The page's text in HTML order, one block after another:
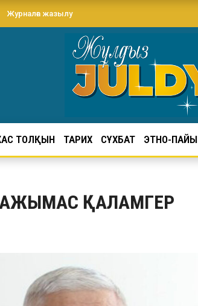
Журналға жазылу
ТОЛҚЫН ТАРИХ СҰХБАТ ЭТНО-
ҚАЖЫМАС ҚАЛАМГЕР